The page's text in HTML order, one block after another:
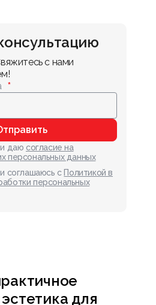
с нами
даю согласие на
персональных данных
соглашаюсь с Политикой в
персональных
для